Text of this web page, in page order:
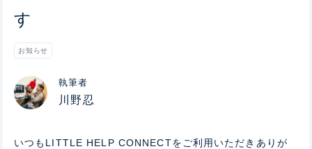
す
お知らせ
執筆者
川野忍
いつもLITTLE HELP CONNECTをご利用いただきありが